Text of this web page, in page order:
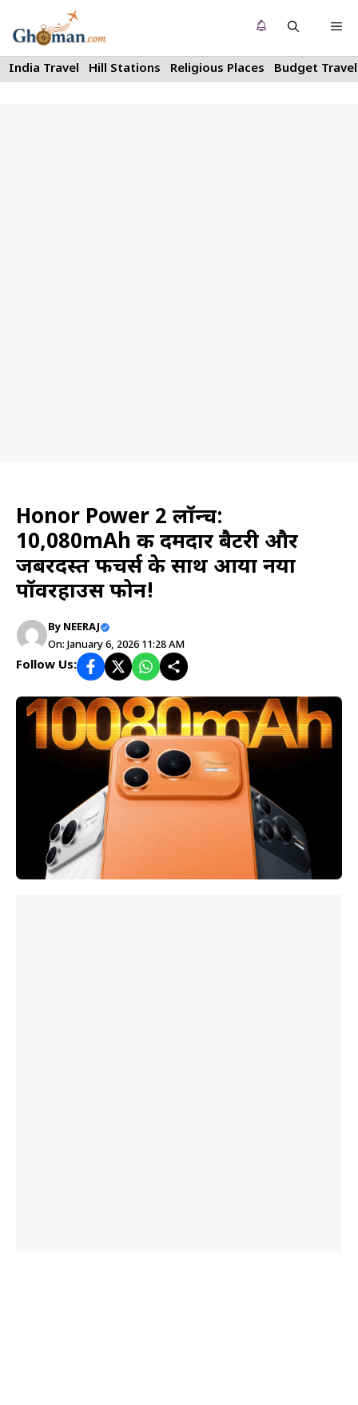
to
content
India Travel Hill Stations Religious Places Budget Travel
Honor Power 2 लॉन्च:
10,080mAh की दमदार बैटरी और
जबरदस्त फीचर्स के साथ आया नया
पॉवरहाउस फोन!
By NEERAJ
On: January 6, 2026 11:28 AM
Follow Us: